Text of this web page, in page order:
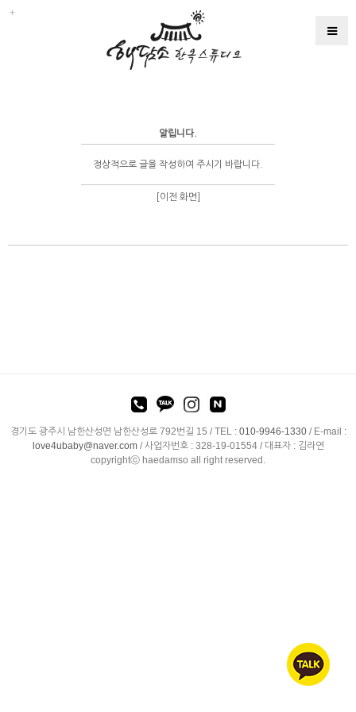
알립니다.
정상적으로 글을 작성하여 주시기 바랍니다.
[이전 화면]
경기도 광주시 남한산성면 남한산성로 792번길 15 /TEL : 010-9946-1330/ E-mail :
love4ubaby@naver.com/ 사업자번호 : 328-19-01554 / 대표자 : 김라연
copyrightⓒ haedamso all right reserved.